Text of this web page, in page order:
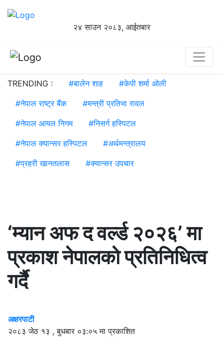
२४ साउन २०८३, आईतबार
TRENDING : #बालेन शाह #केपी शर्मा ओली
#नेपाल राष्ट्र बैंक #मन्त्री प्रतिभा रावल
#नेपाल आयल निगम #निसर्ग हस्पिटल
#नेपाल क्यान्सर हस्पिटल #अर्थमन्त्रालय
#प्रहरी खानतलास #क्यान्सर उपचार
‘म्यान अफ द वर्ल्ड २०२६’ मा
प्रकाश नेपालको प्रतिनिधित्व
गर्दै
अक्षरपाटी
२०८३ जेठ १३ , बुधबार ०३:०५ मा प्रकाशित